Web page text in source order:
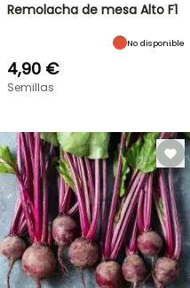
Remolacha de mesa Alto F1
No disponible
4,90 €
Semillas